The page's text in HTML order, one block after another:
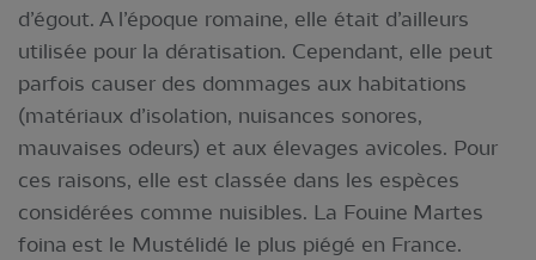
d’égout. A l’époque romaine, elle était d’ailleurs
utilisée pour la dératisation. Cependant, elle peut
parfois causer des dommages aux habitations
(matériaux d’isolation, nuisances sonores,
mauvaises odeurs) et aux élevages avicoles. Pour
ces raisons, elle est classée dans les espèces
considérées comme nuisibles. La Fouine Martes
foina est le Mustélidé le plus piégé en France.